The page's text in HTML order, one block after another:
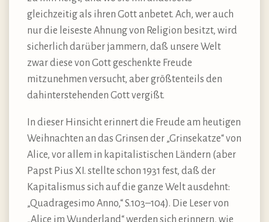
gleichzeitig als ihren Gott anbetet. Ach, wer auch
nur die leiseste Ahnung von Religion besitzt, wird
sicherlich darüber jammern, daß unsere Welt
zwar diese von Gott geschenkte Freude
mitzunehmen versucht, aber größtenteils den
dahinterstehenden Gott vergißt.
In dieser Hinsicht erinnert die Freude am heutigen
Weihnachten an das Grinsen der „Grinsekatze“ von
Alice, vor allem in kapitalistischen Ländern (aber
Papst Pius XI. stellte schon 1931 fest, daß der
Kapitalismus sich auf die ganze Welt ausdehnt:
„Quadragesimo Anno,“ S.103–104). Die Leser von
„Alice im Wunderland“ werden sich erinnern, wie